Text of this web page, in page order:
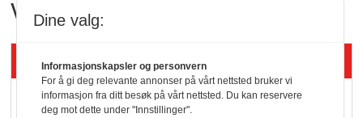
Vant i nyåpnet butikk
Siste artikler - KBS
Mat er viktigere enn
Dine valg:
Informasjonskapsler og personvern
For å gi deg relevante annonser på vårt nettsted bruker vi
informasjon fra ditt besøk på vårt nettsted. Du kan reservere
deg mot dette under "Innstillinger".